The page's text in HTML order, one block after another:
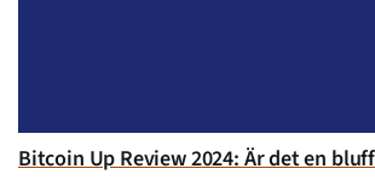
Bitcoin Up Review 2024: Är det en